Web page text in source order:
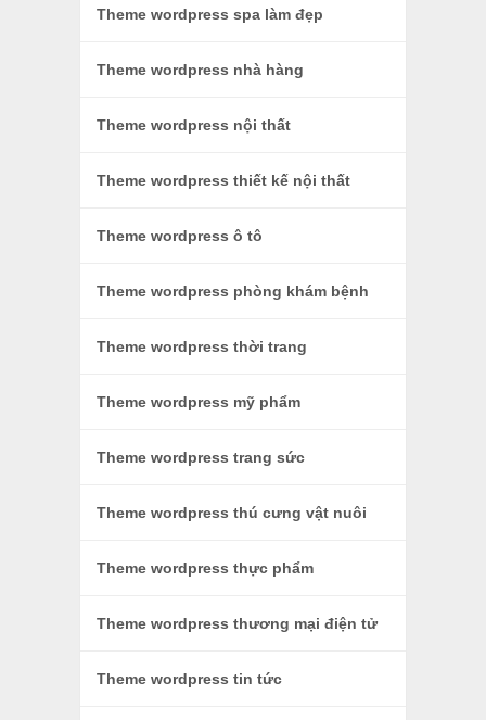
Theme wordpress spa làm đẹp
Theme wordpress nhà hàng
Theme wordpress nội thất
Theme wordpress thiết kế nội thất
Theme wordpress ô tô
Theme wordpress phòng khám bệnh
Theme wordpress thời trang
Theme wordpress mỹ phẩm
Theme wordpress trang sức
Theme wordpress thú cưng vật nuôi
Theme wordpress thực phẩm
Theme wordpress thương mại điện tử
Theme wordpress tin tức